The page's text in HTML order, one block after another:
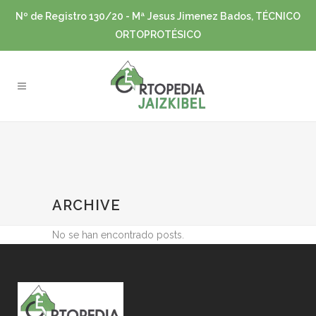
Nº de Registro 130/20 - Mª Jesus Jimenez Bados, TÉCNICO
ORTOPROTÉSICO
ARCHIVE
No se han encontrado posts.